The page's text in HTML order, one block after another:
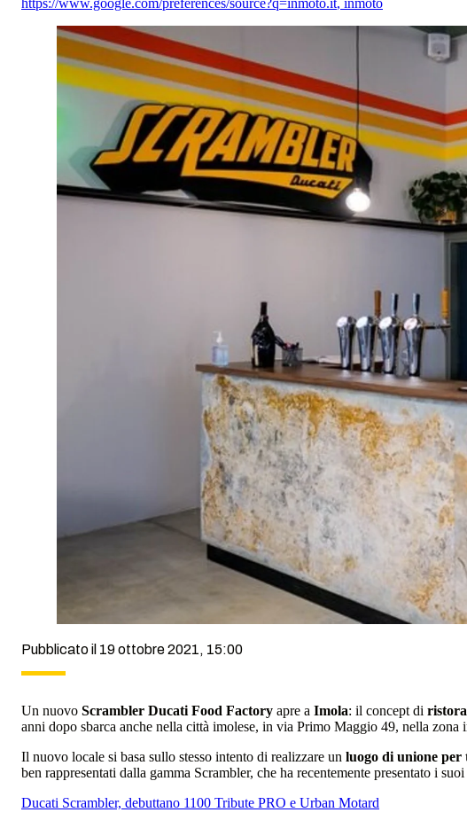
https://www.google.com/preferences/source?q=inmoto.it, inmoto
Pubblicato il 19 ottobre 2021, 15:00
Un nuovo Scrambler Ducati Food Factory apre a Imola: il concept di
anni dopo sbarca anche nella città imolese, in via Primo Maggio 49, nella
Il nuovo locale si basa sullo stesso intento di realizzare un luogo di unione per
ben rappresentati dalla gamma Scrambler, che ha recentemente presentato i
Ducati Scrambler, debuttano 1100 Tribute PRO e Urban Motard